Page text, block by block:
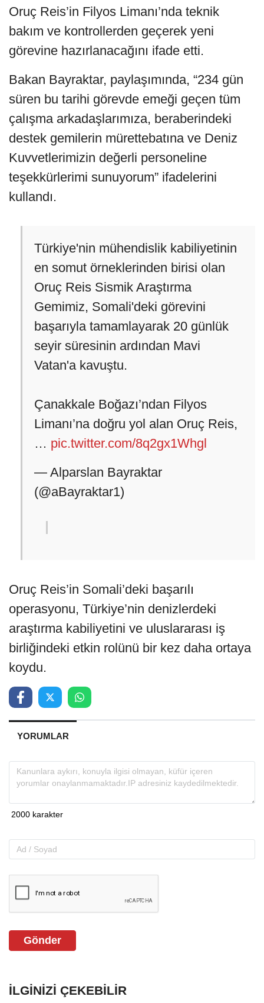
Oruç Reis’in Filyos Limanı’nda teknik
bakım ve kontrollerden geçerek yeni
görevine hazırlanacağını ifade etti.
Bakan Bayraktar, paylaşımında, “234 gün
süren bu tarihi görevde emeği geçen tüm
çalışma arkadaşlarımıza, beraberindeki
destek gemilerin mürettebatına ve Deniz
Kuvvetlerimizin değerli personeline
teşekkürlerimi sunuyorum” ifadelerini
kullandı.
Türkiye'nin mühendislik kabiliyetinin
en somut örneklerinden birisi olan
Oruç Reis Sismik Araştırma
Gemimiz, Somali'deki görevini
başarıyla tamamlayarak 20 günlük
seyir süresinin ardından Mavi
Vatan'a kavuştu.
Çanakkale Boğazı’ndan Filyos
Limanı’na doğru yol alan Oruç Reis,
… pic.twitter.com/8q2gx1Whgl
— Alparslan Bayraktar
(@aBayraktar1)
Oruç Reis’in Somali’deki başarılı
operasyonu, Türkiye’nin denizlerdeki
araştırma kabiliyetini ve uluslararası iş
birliğindeki etkin rolünü bir kez daha ortaya
koydu.
YORUMLAR
Gönder
İLGINIZI ÇEKEBILIR